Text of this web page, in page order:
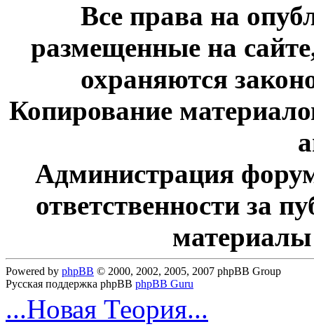
Все права на
размещенные на
охраняются
Копирование
Администрация
ответственности за
Powered by phpBB © 2000, 2002, 2005, 2007 phpBB Group
Русская поддержка phpBB phpBB Guru
...Новая Теория...